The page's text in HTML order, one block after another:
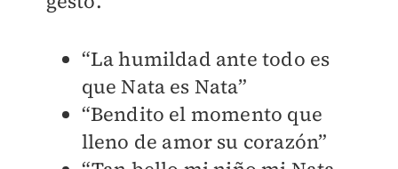
“La humildad ante todo es
que Nata es Nata”
“Bendito el momento que
lleno de amor su corazón”